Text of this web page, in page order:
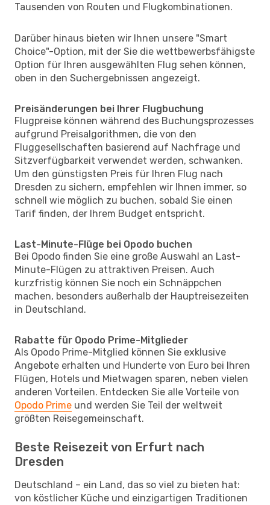
Tausenden von Routen und Flugkombinationen.
Darüber hinaus bieten wir Ihnen unsere "Smart
Choice"-Option, mit der Sie die wettbewerbsfähigste
Option für Ihren ausgewählten Flug sehen können,
oben in den Suchergebnissen angezeigt.
Preisänderungen bei Ihrer Flugbuchung
Flugpreise können während des Buchungsprozesses
aufgrund Preisalgorithmen, die von den
Fluggesellschaften basierend auf Nachfrage und
Sitzverfügbarkeit verwendet werden, schwanken.
Um den günstigsten Preis für Ihren Flug nach
Dresden zu sichern, empfehlen wir Ihnen immer, so
schnell wie möglich zu buchen, sobald Sie einen
Tarif finden, der Ihrem Budget entspricht.
Last-Minute-Flüge bei Opodo buchen
Bei Opodo finden Sie eine große Auswahl an Last-
Minute-Flügen zu attraktiven Preisen. Auch
kurzfristig können Sie noch ein Schnäppchen
machen, besonders außerhalb der Hauptreisezeiten
in Deutschland.
Rabatte für Opodo Prime-Mitglieder
Als Opodo Prime-Mitglied können Sie exklusive
Angebote erhalten und Hunderte von Euro bei Ihren
Flügen, Hotels und Mietwagen sparen, neben vielen
anderen Vorteilen. Entdecken Sie alle Vorteile von
Opodo Prime und werden Sie Teil der weltweit
größten Reisegemeinschaft.
Beste Reisezeit von Erfurt nach
Dresden
Deutschland – ein Land, das so viel zu bieten hat:
von köstlicher Küche und einzigartigen Traditionen